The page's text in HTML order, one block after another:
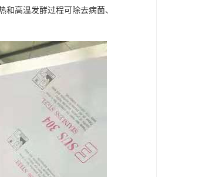
高温发酵过程可除去病菌、